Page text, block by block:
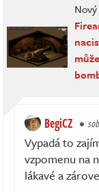
BegiCZ
Vypadá to
vzpomenu na
lákavé a